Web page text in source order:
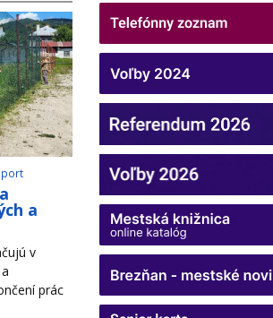
a
v
prác